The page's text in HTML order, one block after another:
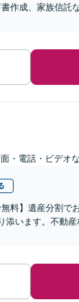
作成、家族信託
・電話・ビデオ
料】遺産分割
添います。不動